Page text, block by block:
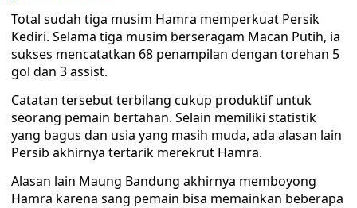
Total sudah tiga musim Hamra memperkuat Persik
Kediri. Selama tiga musim berseragam Macan Putih, ia
sukses mencatatkan 68 penampilan dengan torehan 5
gol dan 3 assist.
Catatan tersebut terbilang cukup produktif untuk
seorang pemain bertahan. Selain memiliki statistik
yang bagus dan usia yang masih muda, ada alasan lain
Persib akhirnya tertarik merekrut Hamra.
Alasan lain Maung Bandung akhirnya memboyong
Hamra karena sang pemain bisa memainkan beberapa